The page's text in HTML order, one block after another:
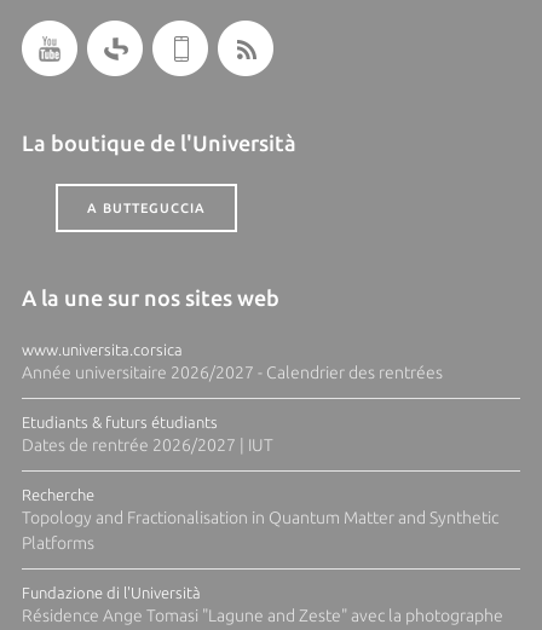
La boutique de l'Università
A BUTTEGUCCIA
A la une sur nos sites web
www.universita.corsica
Année universitaire 2026/2027 - Calendrier des rentrées
Etudiants & futurs étudiants
Dates de rentrée 2026/2027 | IUT
Recherche
Topology and Fractionalisation in Quantum Matter and Synthetic
Platforms
Fundazione di l'Università
Résidence Ange Tomasi "Lagune and Zeste" avec la photographe